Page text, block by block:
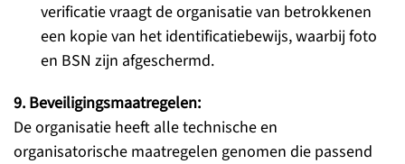
verificatie vraagt de organisatie van betrokkenen
een kopie van het identificatiebewijs, waarbij foto
en BSN zijn afgeschermd.
9. Beveiligingsmaatregelen:
De organisatie heeft alle technische en
organisatorische maatregelen genomen die passend